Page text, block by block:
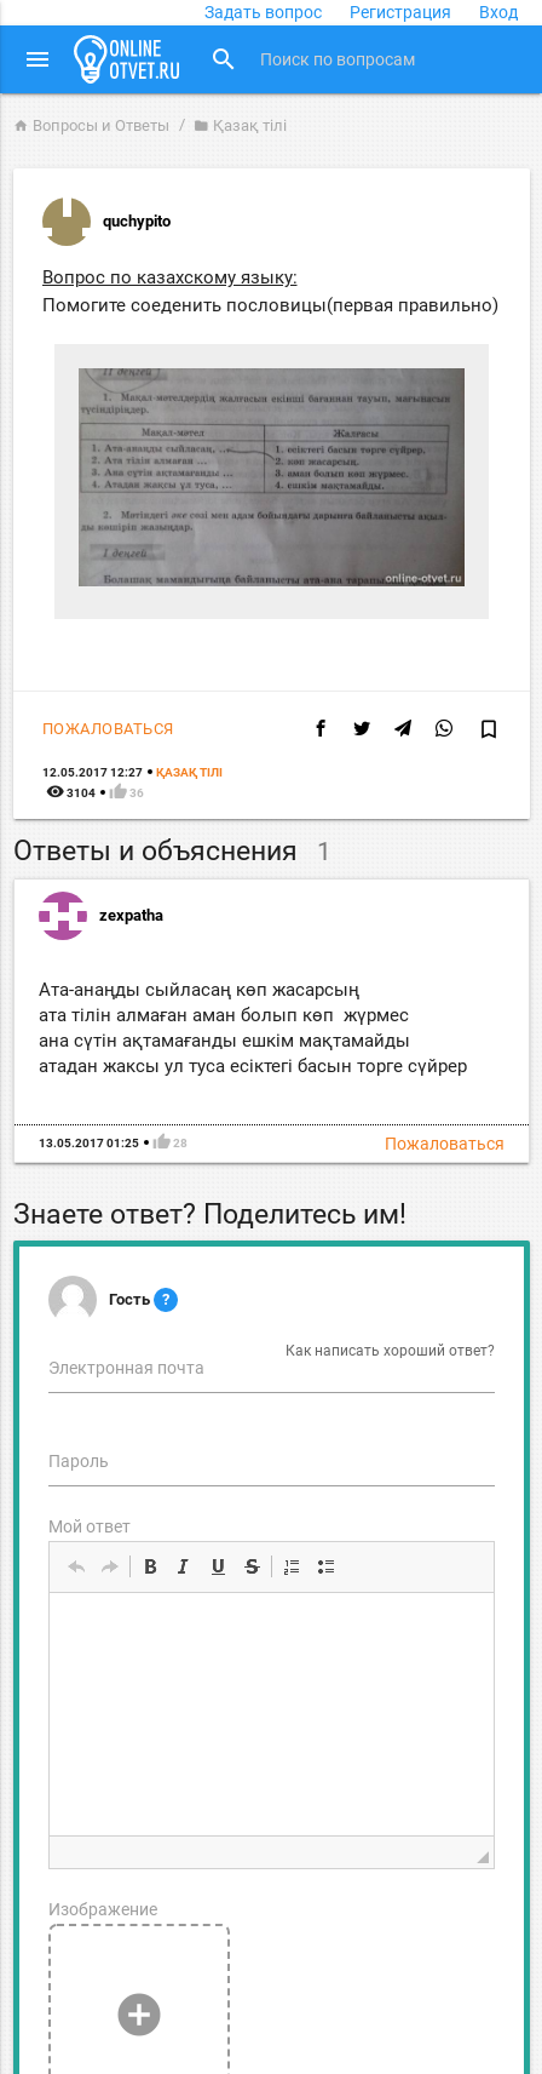
Задать вопрос Регистрация Вход
menu search
home Вопросы и Ответы folder Қазақ тiлi
quchypito
Вопрос по казахскому языку:
Помогите соеденить пословицы(первая правильно)
ПОЖАЛОВАТЬСЯ bookmark_border
12.05.2017 12:27 ҚАЗАҚ ТIЛI
remove_red_eye 3104 thumb_up 36
Ответы и объяснения 1
zexpatha
Ата-анаңды сыйласаң көп жасарсың
ата тілін алмаған аман болып көп жүрмес
ана сүтін ақтамағанды ешкім мақтамайды
атадан жаксы ул туса есіктегі басын торге сүйрер
Пожаловаться
13.05.2017 01:25 thumb_up 28
Знаете ответ? Поделитесь им!
Гость ?
Как написать хороший ответ?
Электронная почта
Пароль
Мой ответ
add_circle
Изображение